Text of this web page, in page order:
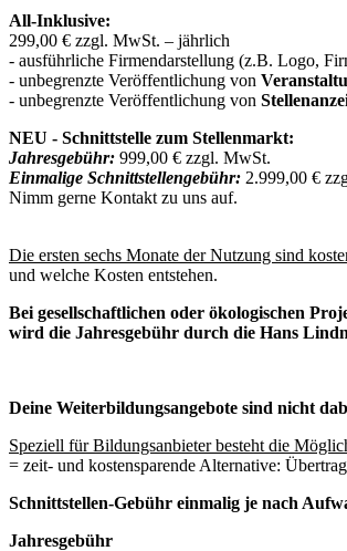
All-Inklusive:
299,00 € zzgl. MwSt. – jährlich
- ausführliche Firmendarstellung (z.B. Logo,
- unbegrenzte Veröffentlichung von
- unbegrenzte Veröffentlichung von
NEU - Schnittstelle zum Stellenmarkt:
Jahresgebühr: 999,00 € zzgl. MwSt.
Einmalige Schnittstellengebühr: 2.999,00 €
Nimm gerne Kontakt zu uns auf.
Die ersten sechs Monate der Nutzung sind
und welche Kosten entstehen.
Bei gesellschaftlichen oder ökologischen
wird die Jahresgebühr durch die Hans
Deine Weiterbildungsangebote sind nicht
Speziell für Bildungsanbieter besteht die
= zeit- und kostensparende Alternative:
Schnittstellen-Gebühr einmalig je nach